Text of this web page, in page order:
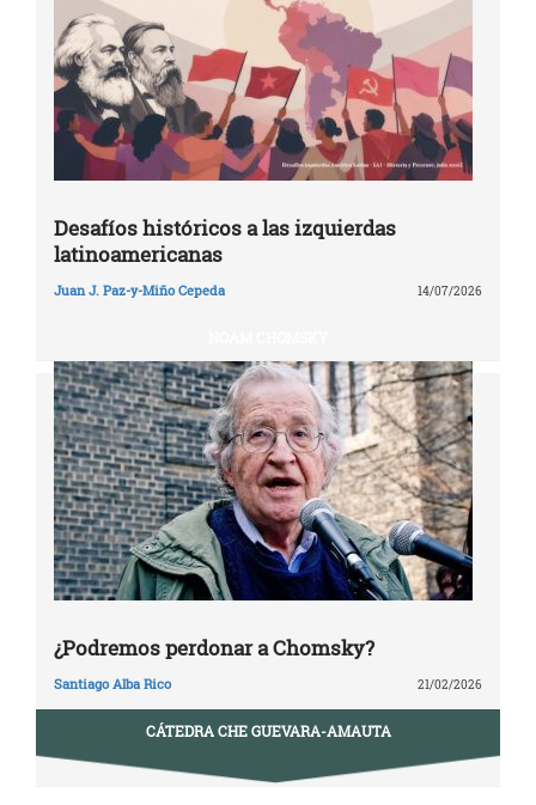
Desafíos históricos a las izquierdas
latinoamericanas
Juan J. Paz-y-Miño Cepeda 14/07/2026
¿Podremos perdonar a Chomsky?
Santiago Alba Rico 21/02/2026
CÁTEDRA CHE GUEVARA-AMAUTA